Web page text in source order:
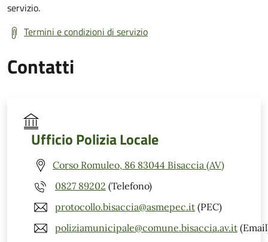
servizio.
Termini e condizioni di servizio
Contatti
Ufficio Polizia Locale
Corso Romuleo, 86 83044 Bisaccia (AV)
0827 89202 (Telefono)
protocollo.bisaccia@asmepec.it (PEC)
poliziamunicipale@comune.bisaccia.av.it